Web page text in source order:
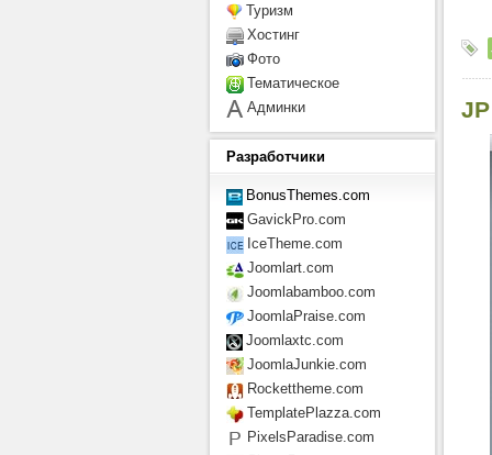
Туризм
Хостинг
Фото
Тематическое
Админки
Разработчики
BonusThemes.com
GavickPro.com
IceTheme.com
Joomlart.com
Joomlabamboo.com
JoomlaPraise.com
Joomlaxtc.com
JoomlaJunkie.com
Rockettheme.com
TemplatePlazza.com
PixelsParadise.com